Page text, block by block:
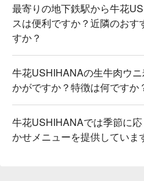
最寄りの地下鉄駅から牛花
スは便利ですか？近隣のおす
すか？
牛花USHIHANAの生牛肉ウ
かがですか？特徴は何ですか
牛花USHIHANAでは季節に
かせメニューを提供していま